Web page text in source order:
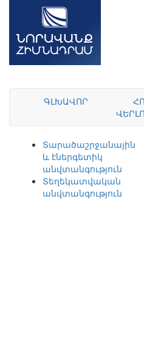
ԳԼԽԱՎՈՐ
Տարածաշրջանային
և էներգետիկ
անվտանգություն
Տեղեկատվական
անվտանգություն